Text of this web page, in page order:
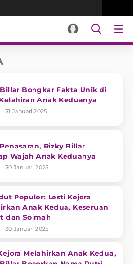
Bongkar Fakta Unik di
Anak Keduanya
31 Januari 2025
Rizky Billar
Wajah Anak Keduanya
30 Januari 2025
Populer: Lesti Kejora
Anak Kedua, Keseruan
dan Soimah
30 Januari 2025
Melahirkan Anak Kedua,